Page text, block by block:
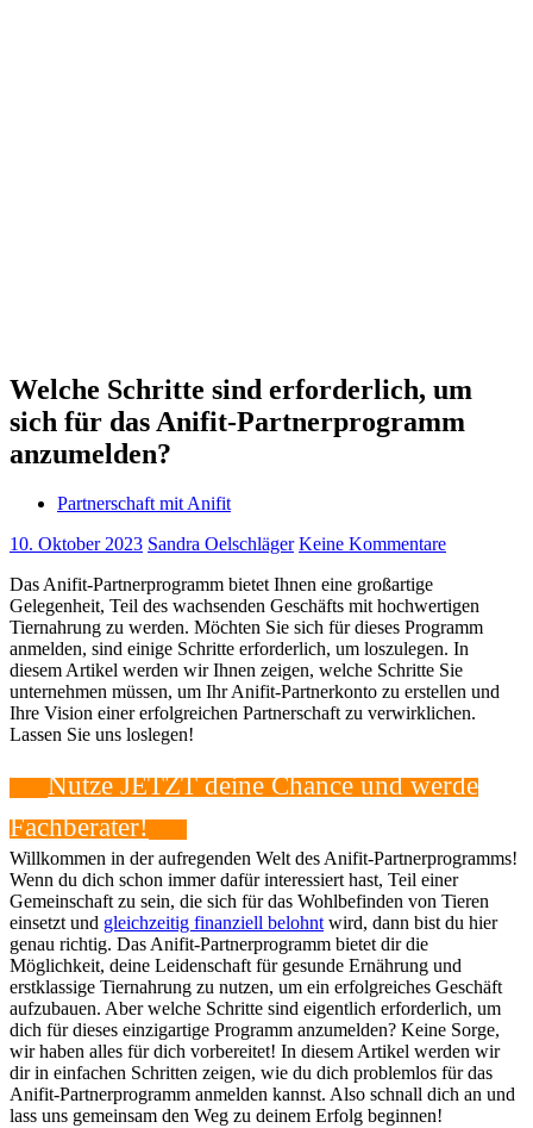
Welche Schritte sind erforderlich, um
sich für das Anifit-Partnerprogramm
anzumelden?
Partnerschaft mit Anifit
10. Oktober 2023 Sandra Oelschläger Keine Kommentare
Das Anifit-Partnerprogramm bietet Ihnen eine großartige
Gelegenheit, Teil des wachsenden Geschäfts mit hochwertigen
Tiernahrung zu werden. Möchten Sie sich für dieses Programm
anmelden, sind einige Schritte erforderlich, um loszulegen. In
diesem Artikel werden wir Ihnen zeigen, welche Schritte Sie
unternehmen müssen, um Ihr Anifit-Partnerkonto zu erstellen und
Ihre Vision einer erfolgreichen Partnerschaft zu verwirklichen.
Lassen Sie uns loslegen!
Nutze JETZT deine⁣ Chance ​und​ werde
Fachberater!
Willkommen in der aufregenden Welt⁤ des⁤ Anifit-Partnerprogramms!
Wenn du ‌dich schon immer dafür interessiert⁣ hast, ⁤Teil einer⁤
Gemeinschaft‍ zu sein, die sich für das Wohlbefinden von Tieren
einsetzt und gleichzeitig finanziell‌ belohntwird,​ dann bist du hier
‌genau​ richtig. Das Anifit-Partnerprogramm bietet dir die
Möglichkeit, deine Leidenschaft für gesunde Ernährung und
erstklassige Tiernahrung ⁤zu nutzen, um ⁢ein ‌erfolgreiches Geschäft
aufzubauen. Aber ​welche Schritte sind ‍eigentlich erforderlich, ⁣um⁢
dich für dieses⁢ einzigartige Programm anzumelden? Keine ⁢Sorge,
wir ⁢haben alles für dich vorbereitet! In diesem Artikel⁤ werden⁤ wir
⁤dir in einfachen Schritten⁣ zeigen, wie du dich problemlos für das
Anifit-Partnerprogramm anmelden‍ kannst. Also schnall dich an⁤ und
lass uns ‍gemeinsam den⁤ Weg zu deinem Erfolg beginnen!